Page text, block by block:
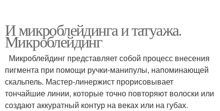
И микроблейдинга и татуажа.
Микроблейдинг
Микроблейдинг представляет собой процесс внесения
пигмента при помощи ручки-манипулы, напоминающей
скальпель. Мастер-линержист прорисовывает
тончайшие линии, которые точно повторяют волоски или
создают аккуратный контур на веках или на губах.